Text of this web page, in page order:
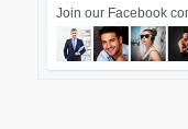
Join our Facebook